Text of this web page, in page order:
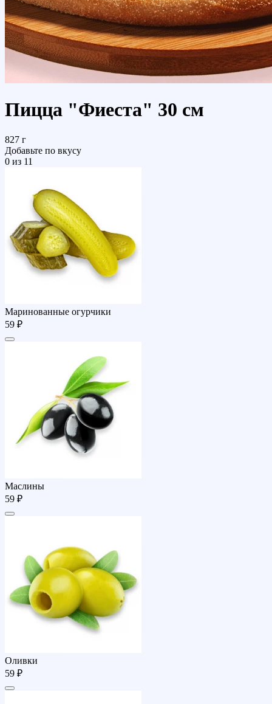
Пицца "Фиеста" 30 см
827 г
Добавьте по вкусу
0 из 11
Маринованные огурчики
59 ₽
Маслины
59 ₽
Оливки
59 ₽